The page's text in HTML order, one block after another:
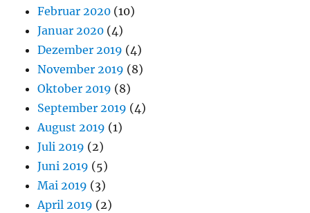
Februar 2020 (10)
Januar 2020 (4)
Dezember 2019 (4)
November 2019 (8)
Oktober 2019 (8)
September 2019 (4)
August 2019 (1)
Juli 2019 (2)
Juni 2019 (5)
Mai 2019 (3)
April 2019 (2)